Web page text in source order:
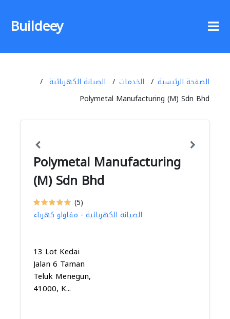
Buildeey
الصفحة الرئيسية الخدمات
الصيانة الكهربائية
Polymetal Manufacturing (M) Sdn Bhd
Polymetal Manufacturing
(M) Sdn Bhd
(5)
الصيانة الكهربائية - مقاولو كهرباء
13 Lot Kedai
Jalan 6 Taman
Teluk Menegun,
41000, K...